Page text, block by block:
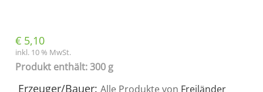
€ 5,10
inkl. 10 % MwSt.
Produkt enthält: 300 g
Erzeuger/Bauer: Alle Produkte von Freiländer